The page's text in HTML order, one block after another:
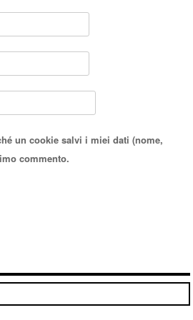
un cookie salvi i miei dati (nome,
commento.